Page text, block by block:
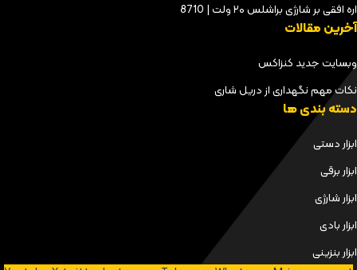
اره افقی بر شارژی براشلس ۲۰ ولت | 8710
آخرین مقالات
وبسایت جدید کنزاکس
نکات مهم نگهداری از دریل شاری
دسته بندی ها
ابزار دستی
ابزار برقی
ابزار شارژی
ابزار بادی
ابزار بنزینی